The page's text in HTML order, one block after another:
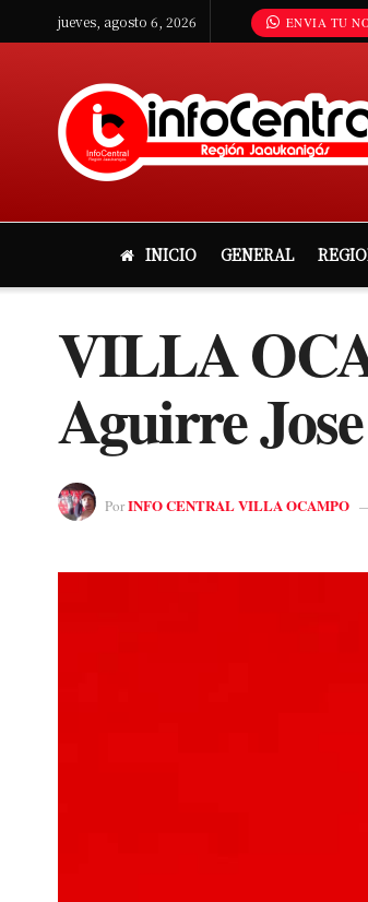
jueves, agosto 6, 2026 ENVIA TU
INICIO GENERAL
VILLA
Aguirre
PorINFO CENTRAL VILLA OCAMPO